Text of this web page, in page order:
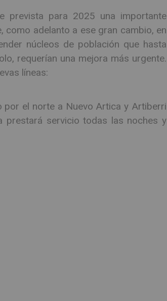
prevista para 2025 una importante
adelanto a ese gran cambio, en
núcleos de población que hasta
requerían una mejora más urgente.
líneas:
por el norte a Nuevo Artica y Artiberri
prestará servicio todas las noches y